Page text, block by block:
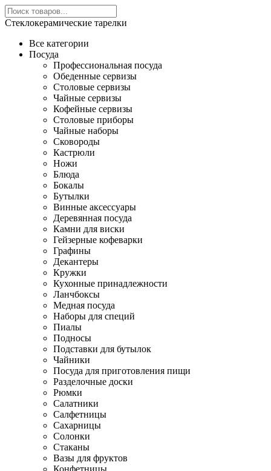
Стеклокерамические тарелки
Все категории
Посуда
Профессиональная посуда
Обеденные сервизы
Столовые сервизы
Чайные сервизы
Кофейные сервизы
Столовые приборы
Чайные наборы
Сковороды
Кастрюли
Ножи
Блюда
Бокалы
Бутылки
Винные аксессуары
Деревянная посуда
Камни для виски
Гейзерные кофеварки
Графины
Декантеры
Кружки
Кухонные принадлежности
Ланчбоксы
Медная посуда
Наборы для специй
Пиалы
Подносы
Подставки для бутылок
Чайники
Посуда для приготовления пищи
Разделочные доски
Рюмки
Салатники
Салфетницы
Сахарницы
Солонки
Стаканы
Вазы для фруктов
Конфетницы